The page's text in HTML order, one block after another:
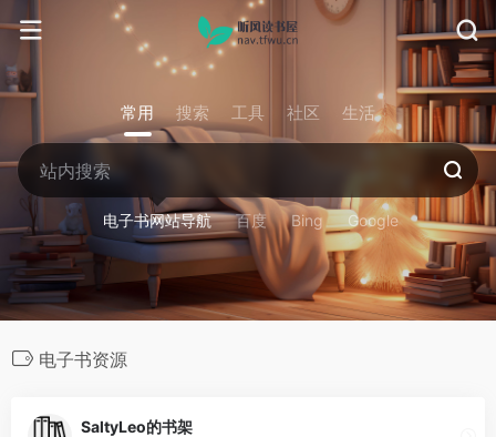
常用 搜索 工具 社区 生活
电子书网站导航 百度 Bing Google
电子书资源
SaltyLeo的书架